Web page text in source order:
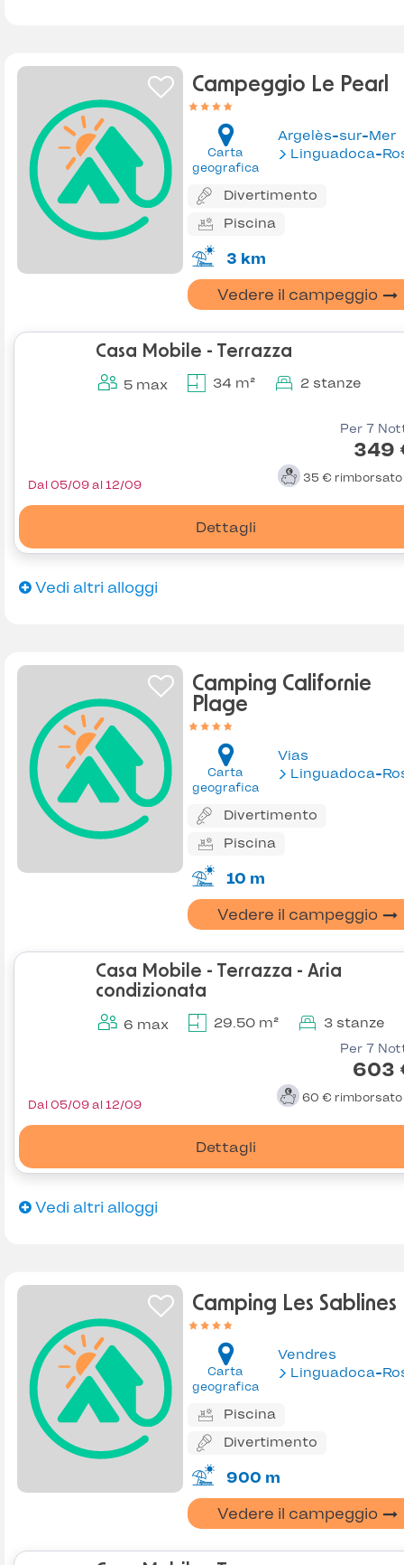
Campeggio Le Pearl
Carta
geografica
Argelès-sur-Mer
Linguadoca-
Divertimento
Piscina
3 km
Vedere il campeggio
Casa Mobile - Terrazza
5 max 34 m² 2 stanze
Per 7
349
35 € rimborsato
Dettagli
Dal 05/09 al 12/09
Vedi altri alloggi
Camping Californie
Plage
Carta
geografica
Vias
Linguadoca-
Divertimento
Piscina
10 m
Vedere il campeggio
Casa Mobile - Terrazza - Aria
condizionata
6 max 29.50 m² 3 stanze
Per 7
603
60 € rimborsato
Dettagli
Dal 05/09 al 12/09
Vedi altri alloggi
Camping Les Sablines
Carta
geografica
Vendres
Linguadoca-
Piscina
Divertimento
900 m
Vedere il campeggio